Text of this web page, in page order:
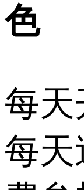
色
每天
每天